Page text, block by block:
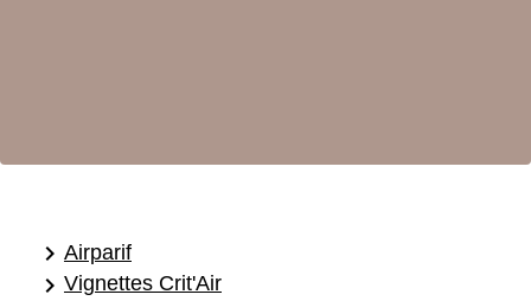
keyboard_arrow_right Airparif
keyboard_arrow_right Vignettes Crit'Air